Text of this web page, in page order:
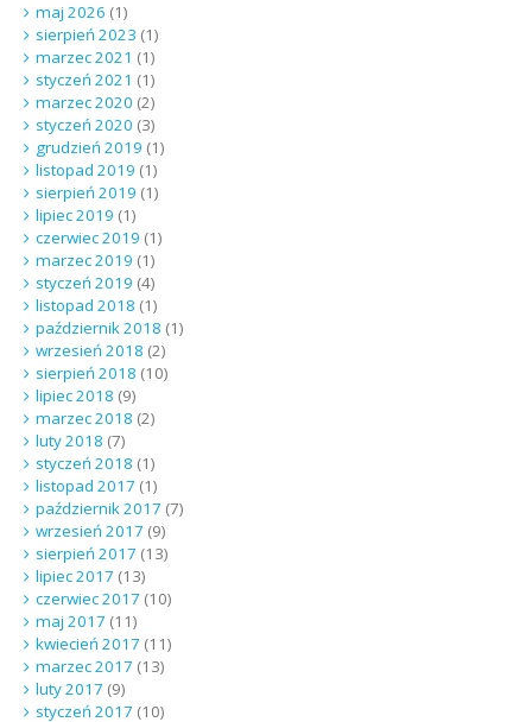
maj 2026 (1)
sierpień 2023 (1)
marzec 2021 (1)
styczeń 2021 (1)
marzec 2020 (2)
styczeń 2020 (3)
grudzień 2019 (1)
listopad 2019 (1)
sierpień 2019 (1)
lipiec 2019 (1)
czerwiec 2019 (1)
marzec 2019 (1)
styczeń 2019 (4)
listopad 2018 (1)
październik 2018 (1)
wrzesień 2018 (2)
sierpień 2018 (10)
lipiec 2018 (9)
marzec 2018 (2)
luty 2018 (7)
styczeń 2018 (1)
listopad 2017 (1)
październik 2017 (7)
wrzesień 2017 (9)
sierpień 2017 (13)
lipiec 2017 (13)
czerwiec 2017 (10)
maj 2017 (11)
kwiecień 2017 (11)
marzec 2017 (13)
luty 2017 (9)
styczeń 2017 (10)